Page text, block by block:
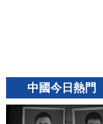
中國今日熱門